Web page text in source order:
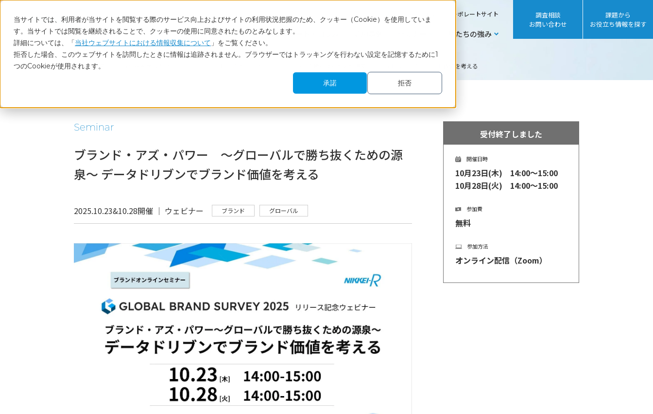
当サイトでは、利用者が当サイトを閲覧する際のサービス向上およびサイトの利用状況把握のため、クッキー（Cookie）を使用していま
す。当サイトでは閲覧を継続されることで、クッキーの使用に同意されたものとみなします。
詳細については、「当社ウェブサイトにおける情報収集について 」をご覧ください。
拒否した場合、このウェブサイトを訪問したときに情報は追跡されません。ブラウザーではトラッキングを行わない設定を記憶するために1
つのCookieが使用されます。
承諾
拒否
コーポレートサイト
サービス 調査レポート・コラム 私たちの強み
調査相談
お問い合わせ
課題から
お役立ち情報を探す
ホーム 調査・データ分析を学べるセミナー ブランド・アズ・パワー ～グローバルで勝ち抜くための源泉～ データドリブンでブランド価値を考える
Seminar
ブランド・アズ・パワー ～グローバルで勝ち抜くための源
泉～ データドリブンでブランド価値を考える
2025.10.23&10.28開催 │ ウェビナー ブランド グローバル
受付終了しました
開催日時
10月23日(木) 14:00～15:00
10月28日(火) 14:00～15:00
参加費
無料
参加方法
オンライン配信（Zoom）